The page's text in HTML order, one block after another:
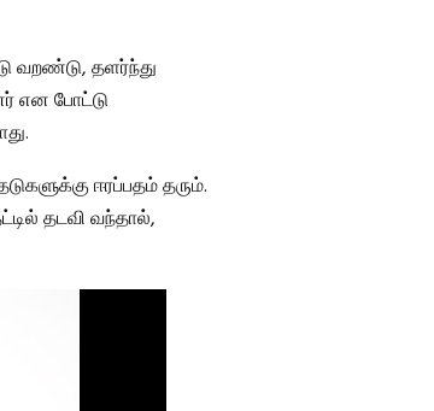
வறண்டு, தளர்ந்து
என போட்டு
ஈரப்பதம் தரும்.
தடவி வந்தால்,